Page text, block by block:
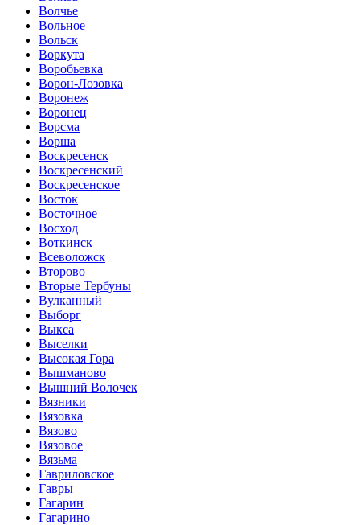
Волчье
Вольное
Вольск
Воркута
Воробьевка
Ворон-Лозовка
Воронеж
Воронец
Ворсма
Ворша
Воскресенск
Воскресенский
Воскресенское
Восток
Восточное
Восход
Воткинск
Всеволожск
Второво
Вторые Тербуны
Вулканный
Выборг
Выкса
Выселки
Высокая Гора
Вышманово
Вышний Волочек
Вязники
Вязовка
Вязово
Вязовое
Вязьма
Гавриловское
Гавры
Гагарин
Гагарино